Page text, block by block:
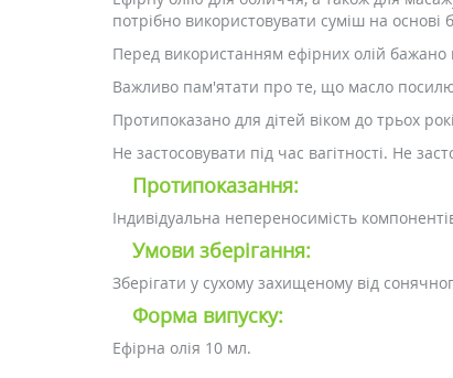
потрібно використовувати суміш на основі
Перед використанням ефірних олій бажано
Важливо пам'ятати про те, що масло
Протипоказано для дітей віком до трьох
Не застосовувати під час вагітності. Не
Протипоказання:
Індивідуальна непереносимість
Умови зберігання:
Зберігати у сухому захищеному від
Форма випуску:
Ефірна олія 10 мл.